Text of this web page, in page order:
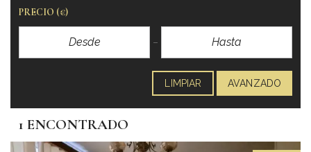
PRECIO (€)
LIMPIAR AVANZADO
1 ENCONTRADO